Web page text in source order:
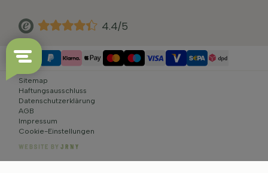
4.4/5
Sitemap
Haftungsausschluss
Datenschutzerklärung
AGB
Impressum
Cookie-Einstellungen